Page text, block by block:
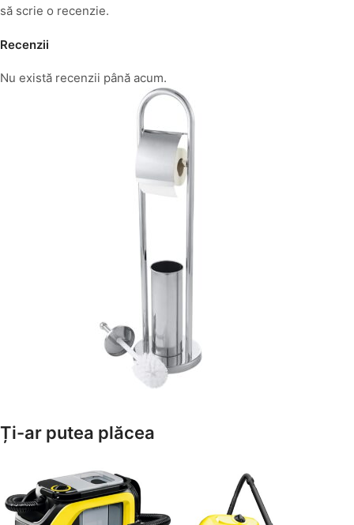
Recenzii
Nu există recenzii până acum.
să scrie o recenzie.
Suporți Hârtie Igenică
Vezi Oferta
Ți-ar putea plăcea